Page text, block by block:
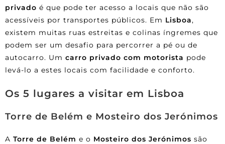
privado é que pode ter acesso a locais que não são
acessíveis por transportes públicos. Em Lisboa,
existem muitas ruas estreitas e colinas íngremes que
podem ser um desafio para percorrer a pé ou de
autocarro. Um carro privado com motorista pode
levá-lo a estes locais com facilidade e conforto.
Os 5 lugares a visitar em Lisboa
Torre de Belém e Mosteiro dos Jerónimos
A Torre de Belém e o Mosteiro dos Jerónimos são